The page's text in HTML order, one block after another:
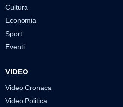
Cultura
Economia
Sport
Eventi
VIDEO
Video Cronaca
Video Politica